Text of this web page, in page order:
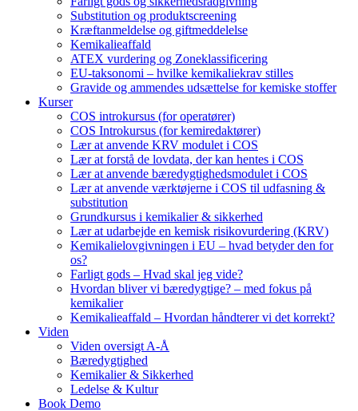
Substitution og produktscreening
Kræftanmeldelse og giftmeddelelse
Kemikalieaffald
ATEX vurdering og Zoneklassificering
EU-taksonomi – hvilke kemikaliekrav stilles
Gravide og ammendes udsættelse for kemiske stoffer
Kurser
COS introkursus (for operatører)
COS Introkursus (for kemiredaktører)
Lær at anvende KRV modulet i COS
Lær at forstå de lovdata, der kan hentes i COS
Lær at anvende bæredygtighedsmodulet i COS
Lær at anvende værktøjerne i COS til udfasning &
substitution
Grundkursus i kemikalier & sikkerhed
Lær at udarbejde en kemisk risikovurdering (KRV)
Kemikalielovgivningen i EU – hvad betyder den for
os?
Farligt gods – Hvad skal jeg vide?
Hvordan bliver vi bæredygtige? – med fokus på
kemikalier
Kemikalieaffald – Hvordan håndterer vi det korrekt?
Viden
Viden oversigt A-Å
Bæredygtighed
Kemikalier & Sikkerhed
Ledelse & Kultur
Book Demo